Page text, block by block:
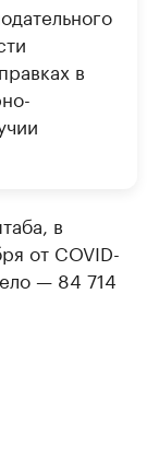
в
в
от COVID-
— 84 714